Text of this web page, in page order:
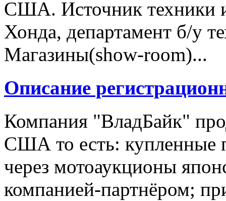
США. Источник техники
Хонда, департамент б/у
Магазины(show-room)...
Описание
Компания "ВладБайк"
США то есть: купленные
через мотоаукционы
компанией-партнёром;